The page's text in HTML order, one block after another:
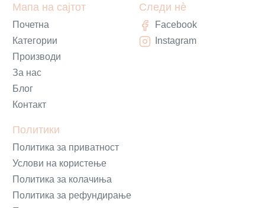
Мапа на сајтот
Почетна
Категории
Производи
За нас
Блог
Контакт
Политики
Политика за приватност
Услови на користење
Политика за колачиња
Политика за рефундирање
Следи нè
Facebook
Instagram